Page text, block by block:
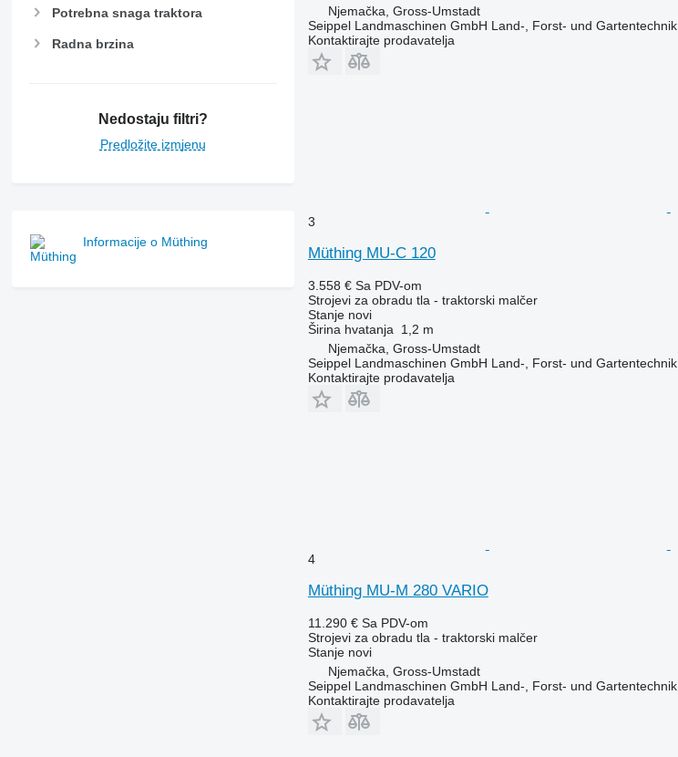
Potrebna snaga traktora
Radna brzina
Nedostaju filtri?
Predložite izmjenu
Informacije o Müthing
Njemačka, Gross-Umstadt
Seippel Landmaschinen GmbH Land-, Forst- und Gartentechnik
Kontaktirajte prodavatelja
3
Müthing MU-C 120
3.558 € Sa PDV-om
Strojevi za obradu tla - traktorski malčer
Stanjenovi
Širina hvatanja
1,2 m
Njemačka, Gross-Umstadt
Seippel Landmaschinen GmbH Land-, Forst- und Gartentechnik
Kontaktirajte prodavatelja
4
Müthing MU-M 280 VARIO
11.290 € Sa PDV-om
Strojevi za obradu tla - traktorski malčer
Stanjenovi
Njemačka, Gross-Umstadt
Seippel Landmaschinen GmbH Land-, Forst- und Gartentechnik
Kontaktirajte prodavatelja